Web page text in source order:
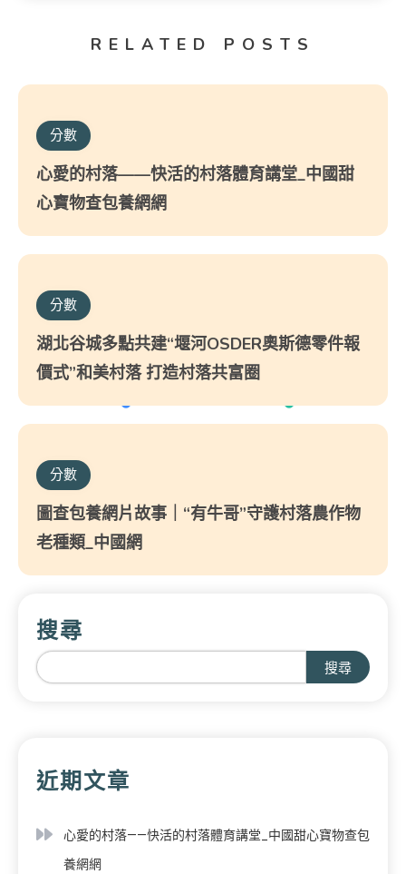
RELATED POSTS
分數
心愛的村落——快活的村落體育講堂_中國甜
心寶物查包養網網
分數
湖北谷城多點共建“堰河OSDER奧斯德零件報
價式”和美村落 打造村落共富圈
分數
圖查包養網片故事｜“有牛哥”守護村落農作物
老種類_中國網
搜尋
搜尋
近期文章
心愛的村落——快活的村落體育講堂_中國甜心寶物查包
養網網